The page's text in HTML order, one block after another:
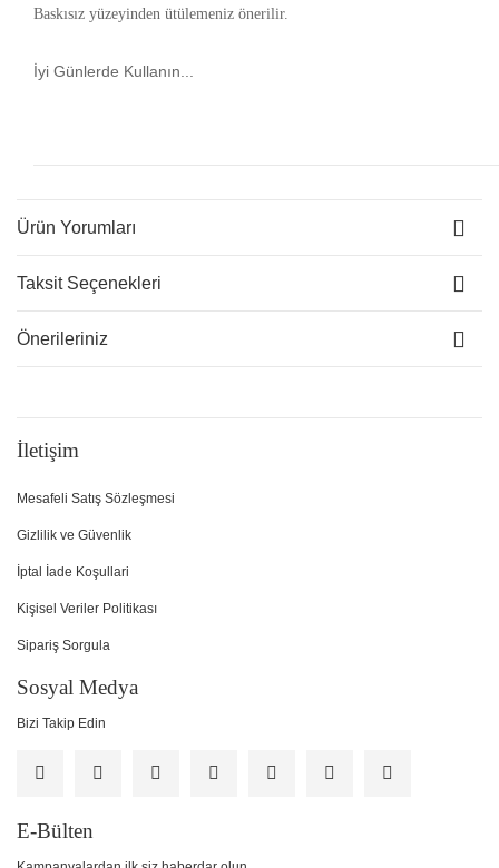
Baskısız yüzeyinden ütülemeniz önerilir.
İyi Günlerde Kullanın...
Ürün Yorumları
Taksit Seçenekleri
Önerileriniz
İletişim
Mesafeli Satış Sözleşmesi
Gizlilik ve Güvenlik
İptal İade Koşullari
Kişisel Veriler Politikası
Sipariş Sorgula
Sosyal Medya
Bizi Takip Edin
E-Bülten